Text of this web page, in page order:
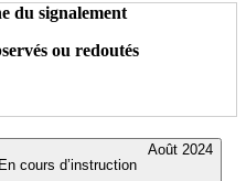
du signalement
ou redoutés
Août 2024
En cours d’instruction